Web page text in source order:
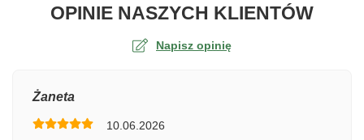
OPINIE NASZYCH KLIENTÓWO
Napisz opinię
Żaneta
10.06.2026